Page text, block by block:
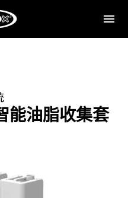
油脂收集套